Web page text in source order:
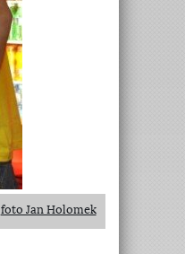
foto Jan Holomek